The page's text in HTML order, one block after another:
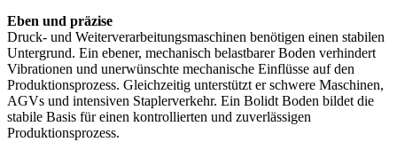
Eben und präzise
Druck- und Weiterverarbeitungsmaschinen benötigen einen stabilen
Untergrund. Ein ebener, mechanisch belastbarer Boden verhindert
Vibrationen und unerwünschte mechanische Einflüsse auf den
Produktionsprozess. Gleichzeitig unterstützt er schwere Maschinen,
AGVs und intensiven Staplerverkehr. Ein Bolidt Boden bildet die
stabile Basis für einen kontrollierten und zuverlässigen
Produktionsprozess.